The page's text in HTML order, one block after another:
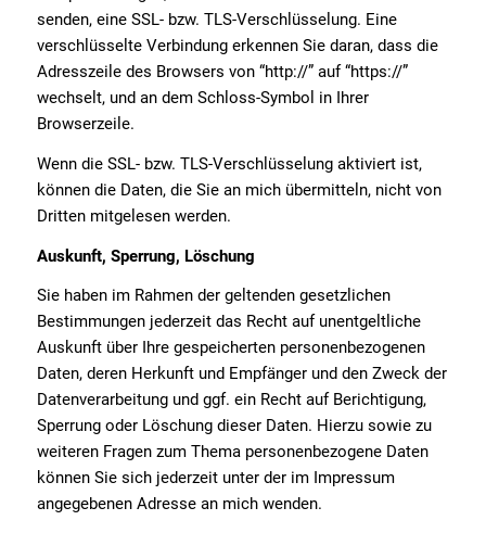
senden, eine SSL- bzw. TLS-Verschlüsselung. Eine
verschlüsselte Verbindung erkennen Sie daran, dass die
Adresszeile des Browsers von “http://” auf “https://”
wechselt, und an dem Schloss-Symbol in Ihrer
Browserzeile.
Wenn die SSL- bzw. TLS-Verschlüsselung aktiviert ist,
können die Daten, die Sie an mich übermitteln, nicht von
Dritten mitgelesen werden.
Auskunft, Sperrung, Löschung
Sie haben im Rahmen der geltenden gesetzlichen
Bestimmungen jederzeit das Recht auf unentgeltliche
Auskunft über Ihre gespeicherten personenbezogenen
Daten, deren Herkunft und Empfänger und den Zweck der
Datenverarbeitung und ggf. ein Recht auf Berichtigung,
Sperrung oder Löschung dieser Daten. Hierzu sowie zu
weiteren Fragen zum Thema personenbezogene Daten
können Sie sich jederzeit unter der im Impressum
angegebenen Adresse an mich wenden.